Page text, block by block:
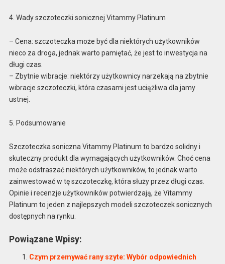
4. Wady szczoteczki sonicznej Vitammy Platinum
– Cena: szczoteczka może być dla niektórych użytkowników
nieco za droga, jednak warto pamiętać, że jest to inwestycja na
długi czas.
– Zbytnie wibracje: niektórzy użytkownicy narzekają na zbytnie
wibracje szczoteczki, która czasami jest uciążliwa dla jamy
ustnej.
5. Podsumowanie
Szczoteczka soniczna Vitammy Platinum to bardzo solidny i
skuteczny produkt dla wymagających użytkowników. Choć cena
może odstraszać niektórych użytkowników, to jednak warto
zainwestować w tę szczoteczkę, która służy przez długi czas.
Opinie i recenzje użytkowników potwierdzają, że Vitammy
Platinum to jeden z najlepszych modeli szczoteczek sonicznych
dostępnych na rynku.
Powiązane Wpisy:
Czym przemywać rany szyte: Wybór odpowiednich